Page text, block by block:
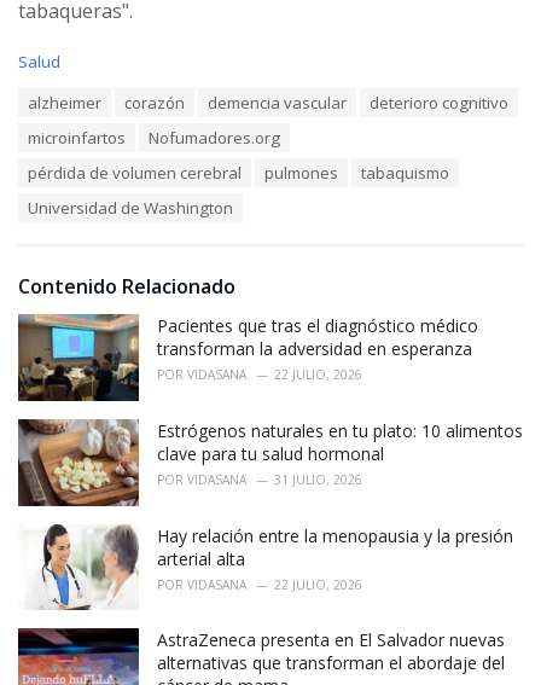
tabaqueras".
C
:
Salud
alzheimer corazón demencia vascular
deterioro cognitivo
microinfartos
Nofumadores.org
pérdida de volumen cerebral
pulmones
tabaquismo
Universidad de Washington
Contenido Relacionado
Pacientes que tras el diagnóstico médico
transforman la adversidad en esperanza
POR VIDASANA 22 JULIO, 2026
Estrógenos naturales en tu plato: 10 alimentos
clave para tu salud hormonal
POR VIDASANA 31 JULIO, 2026
Hay relación entre la menopausia y la presión
arterial alta
POR VIDASANA 22 JULIO, 2026
AstraZeneca presenta en El Salvador nuevas
alternativas que transforman el abordaje del